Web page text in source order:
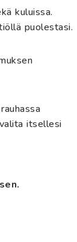
kuluissa.
puolestasi.
itsellesi